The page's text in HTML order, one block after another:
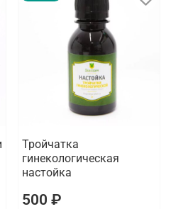
Тройчатка
гинекологическая
настойка
500 ₽